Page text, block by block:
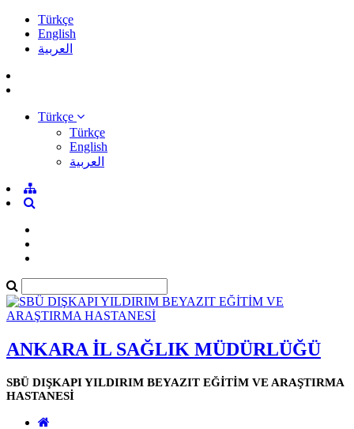
Türkçe
English
العربية
Türkçe
Türkçe
English
العربية
ANKARA İL SAĞLIK MÜDÜRLÜĞÜ
SBÜ DIŞKAPI YILDIRIM BEYAZIT EĞİTİM VE ARAŞTIRMA
HASTANESİ